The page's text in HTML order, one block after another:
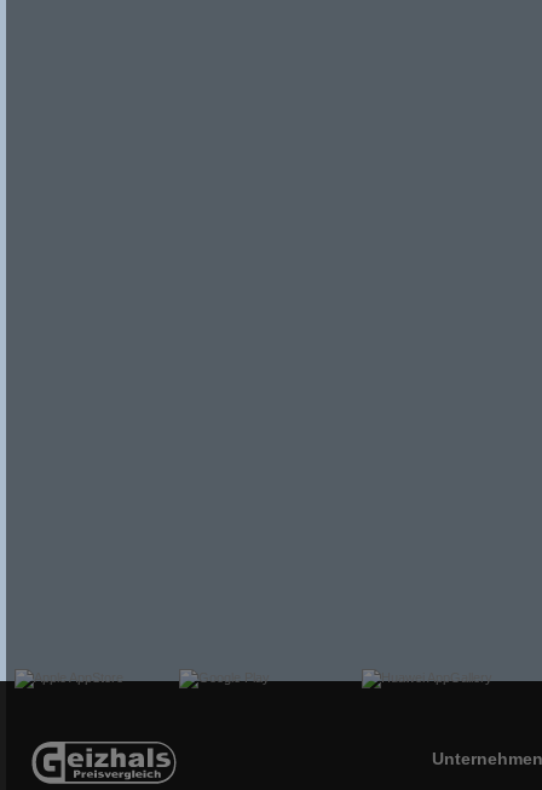
Unternehmen